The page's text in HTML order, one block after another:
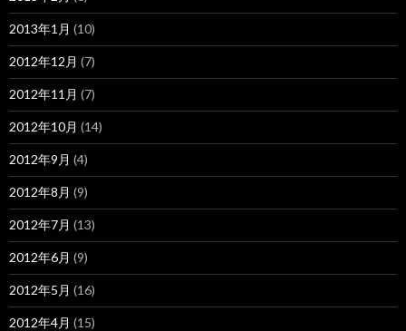
2013年1月 (10)
2012年12月 (7)
2012年11月 (7)
2012年10月 (14)
2012年9月 (4)
2012年8月 (9)
2012年7月 (13)
2012年6月 (9)
2012年5月 (16)
2012年4月 (15)